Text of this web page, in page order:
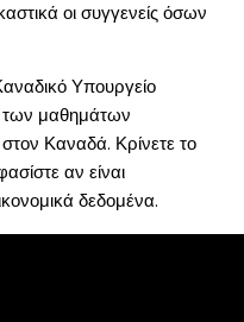
οι συγγενείς όσων
Υπουργείο
των μαθημάτων
Καναδά. Κρίνετε το
αν είναι
δεδομένα.